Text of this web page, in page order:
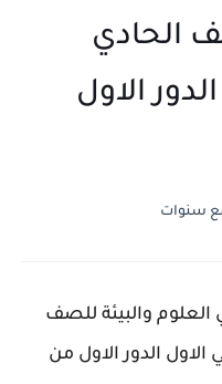
الحادي
الاول
سنوات
العلوم والبيئة للصف
الدور الاول من